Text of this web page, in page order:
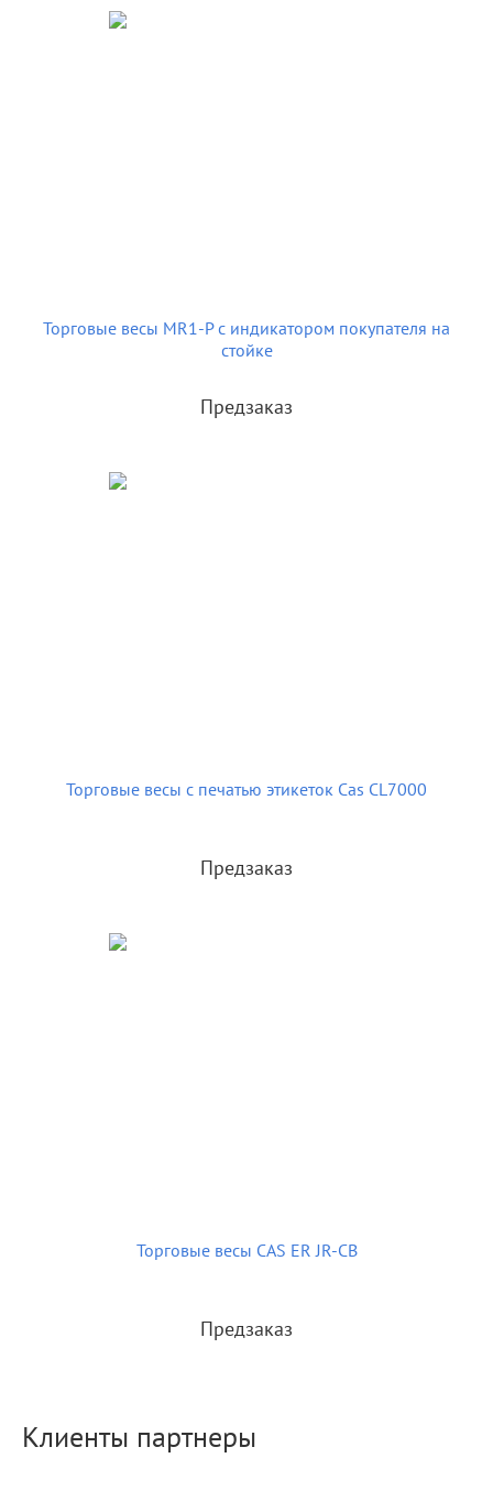
Торговые весы MR1-P с индикатором покупателя на
стойке
Предзаказ
Торговые весы с печатью этикеток Cas CL7000
Предзаказ
Торговые весы CAS ER JR-CB
Предзаказ
Клиенты партнеры